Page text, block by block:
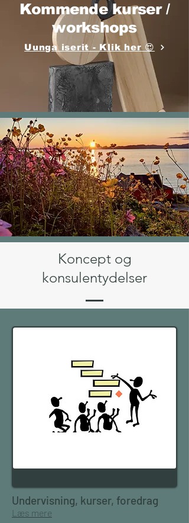
Kommende kurser /
workshops
Uunga iserit - Klik her 😍
Koncept og
konsulentydelser
Undervisning, kurser, foredrag
Læs mere